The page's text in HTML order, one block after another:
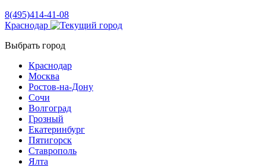
8(495)414-41-08
Краснодар
Выбрать город
Краснодар
Москва
Ростов-на-Дону
Сочи
Волгоград
Грозный
Екатеринбург
Пятигорск
Ставрополь
Ялта